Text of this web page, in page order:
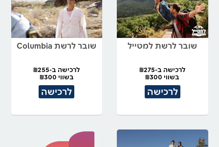
שובר לרשת למטייל
לרכישה ב-₪275
בשווי ₪300
לרכישה
שובר לרשת Columbia
לרכישה ב-₪255
בשווי ₪300
לרכישה